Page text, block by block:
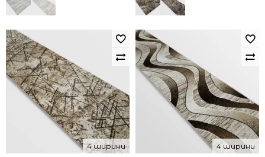
4 ширини 4 ширини